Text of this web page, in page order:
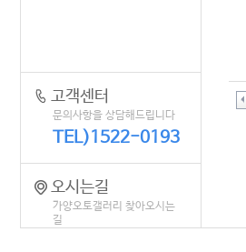
고객센터
문의사항을 상담해드립니다
TEL)1522-0193
오시는길
가양오토갤러리 찾아오시는
길